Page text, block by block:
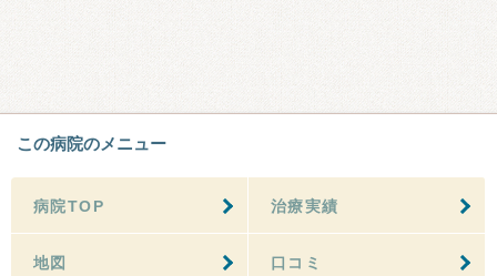
この病院のメニュー
病院TOP 治療実績
地図 口コミ